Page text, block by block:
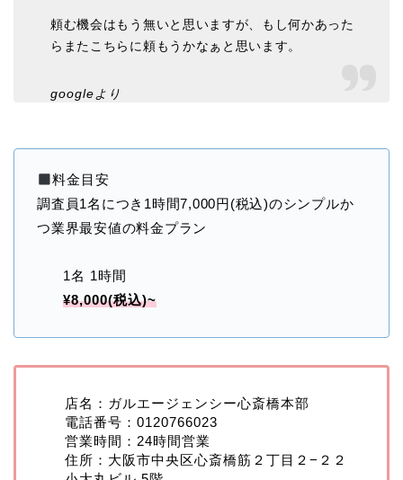
頼む機会はもう無いと思いますが、もし何かあった
らまたこちらに頼もうかなぁと思います。
googleより
料金目安
調査員1名につき1時間7,000円(税込)のシンプルか
つ業界最安値の料金プラン
1名 1時間
¥8,000(税込)~
店名：ガルエージェンシー心斎橋本部
電話番号：0120766023
営業時間：24時間営業
住所：大阪市中央区心斎橋筋２丁目２−２２